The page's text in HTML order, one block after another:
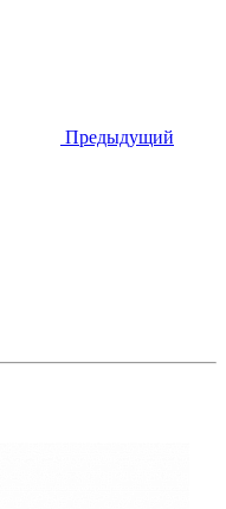
Предыдущий